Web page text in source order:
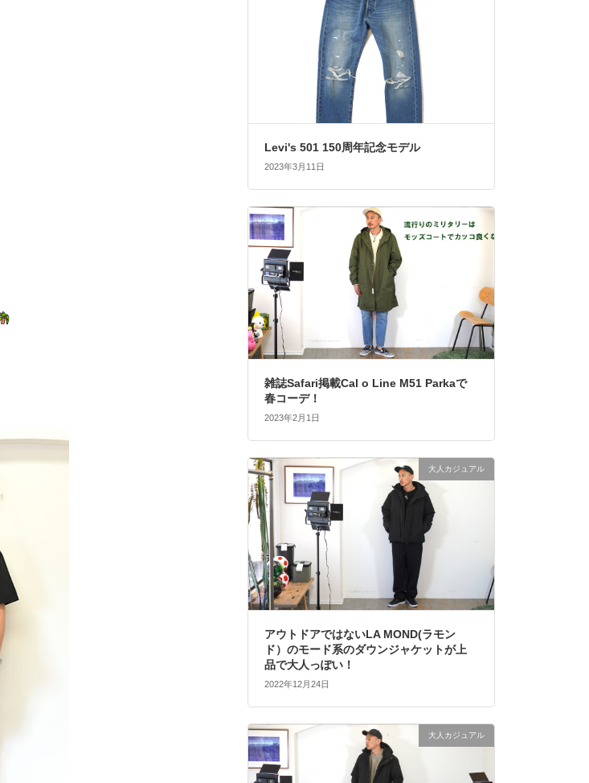
Levi's 501 150周年記念モデル
2023年3月11日
雑誌Safari掲載Cal o Line M51 Parkaで
春コーデ！
2023年2月1日
大人カジュアル
アウトドアではないLA MOND(ラモン
ド）のモード系のダウンジャケットが上
品で大人っぽい！
2022年12月24日
大人カジュアル